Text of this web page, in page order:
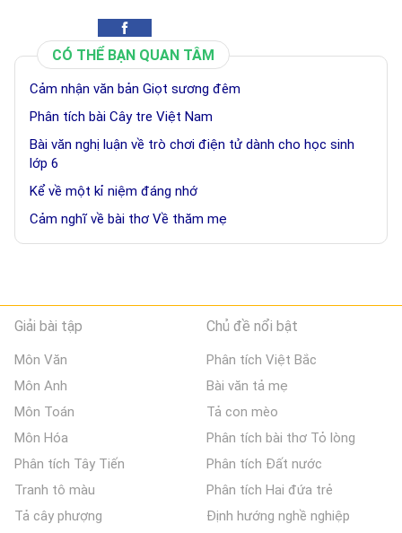
CÓ THỂ BẠN QUAN TÂM
Cảm nhận văn bản Giọt sương đêm
Phân tích bài Cây tre Việt Nam
Bài văn nghị luận về trò chơi điện tử dành cho học sinh
lớp 6
Kể về một kỉ niệm đáng nhớ
Cảm nghĩ về bài thơ Về thăm mẹ
Giải bài tập
Môn Văn
Môn Anh
Môn Toán
Môn Hóa
Phân tích Tây Tiến
Tranh tô màu
Tả cây phượng
Chủ đề nổi bật
Phân tích Việt Bắc
Bài văn tả mẹ
Tả con mèo
Phân tích bài thơ Tỏ lòng
Phân tích Đất nước
Phân tích Hai đứa trẻ
Định hướng nghề nghiệp